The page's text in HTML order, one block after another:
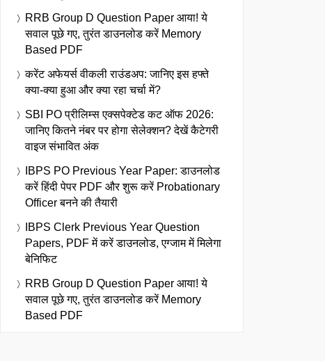
RRB Group D Question Paper आया! ये
सवाल पूछे गए, तुरंत डाउनलोड करें Memory
Based PDF
करेंट अफेयर्स वीकली राउंडअप: जानिए इस हफ्ते
क्या-क्या हुआ और क्या रहा चर्चा में?
SBI PO प्रीलिम्स एक्सपेक्टेड कट ऑफ 2026:
जानिए कितने नंबर पर होगा सेलेक्शन? देखें कैटेगरी
वाइज संभावित अंक
IBPS PO Previous Year Paper: डाउनलोड
करें हिंदी पेपर PDF और शुरू करें Probationary
Officer बनने की तैयारी
IBPS Clerk Previous Year Question
Papers, PDF में करें डाउनलोड, एग्जाम में मिलेगा
बेनिफिट
RRB Group D Question Paper आया! ये
सवाल पूछे गए, तुरंत डाउनलोड करें Memory
Based PDF